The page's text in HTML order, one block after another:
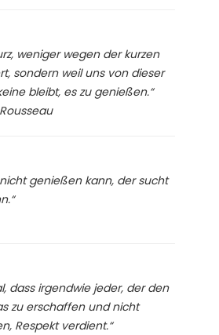
weniger wegen der kurzen
sondern weil uns von dieser
bleibt, es zu genießen.“
genießen kann, der sucht
dass irgendwie jeder, der den
zu erschaffen und nicht
Respekt verdient.“